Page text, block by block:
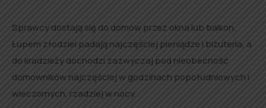
Sprawcy dostają się do domów przez okna lub balkon.
Łupem złodziei padają najczęściej pieniądze i biżuteria, a
do kradzieży dochodzi zazwyczaj pod nieobecność
domowników najczęściej w godzinach popołudniowych i
wieczornych, rzadziej w nocy.